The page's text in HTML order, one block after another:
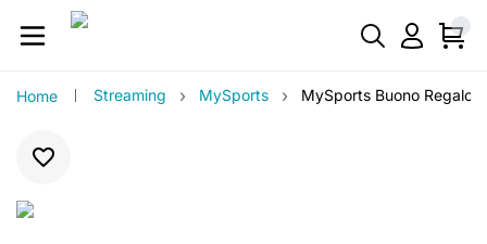
Home Streaming › MySports › MySports Buono Regalo